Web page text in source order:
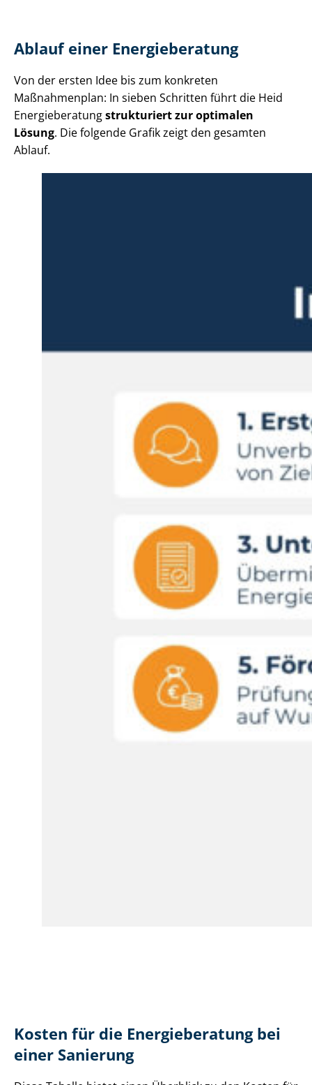
Ablauf einer Energieberatung
Von der ersten Idee bis zum konkreten
Maßnahmenplan: In sieben Schritten führt die Heid
Energieberatungstrukturiert zur optimalen
Lösung. Die folgende Grafik zeigt den gesamten
Ablauf.
Kosten für die Energieberatung bei
einer Sanierung